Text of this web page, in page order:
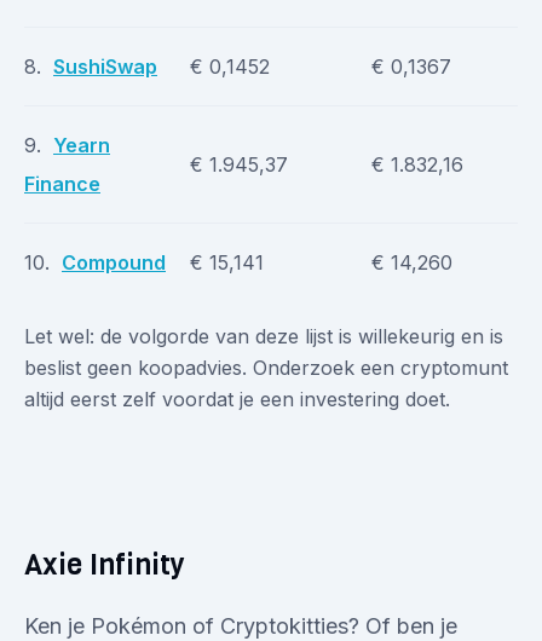
8. SushiSwap € 0,1452 € 0,1367
9. Yearn
Finance
€ 1.945,37 € 1.832,16
10. Compound € 15,141 € 14,260
Let wel: de volgorde van deze lijst is willekeurig en is
beslist geen koopadvies. Onderzoek een cryptomunt
altijd eerst zelf voordat je een investering doet.
Axie Infinity
Ken je Pokémon of Cryptokitties? Of ben je